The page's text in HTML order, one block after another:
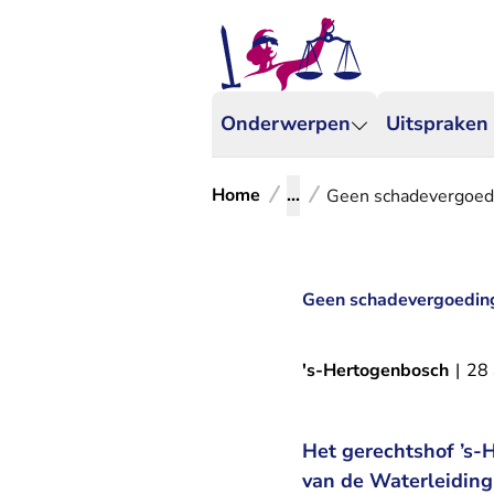
Onderwerpen
Home ... Geen
Geen
's-Hertogenbosch | 28
Het gerechtshof
van de